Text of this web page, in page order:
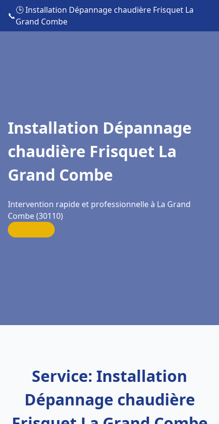
📞
🕒 Installation Dépannage chaudière Frisquet La
Grand Combe
Installation Dépannage
chaudière Frisquet La
Grand Combe
Intervention rapide et professionnelle à La Grand
Combe (30110)
Service: Installation
Dépannage chaudière